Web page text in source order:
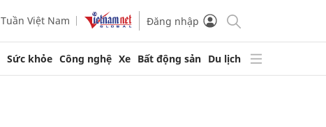
Tuần Việt Nam Đăng nhập
Sức khỏe Công nghệ Xe Bất động sản Du lịch